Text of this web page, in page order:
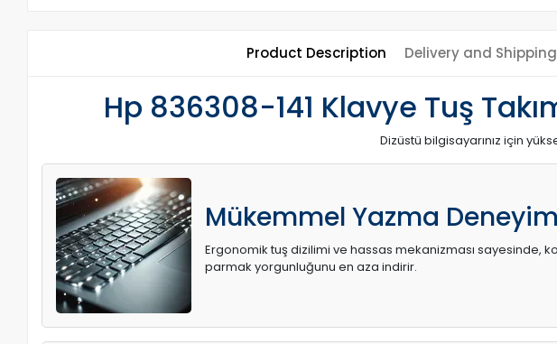
Product Description Delivery and Shipping
Hp 836308-141 Klavye Tuş
Dizüstü bilgisayarınız için
Mükemmel Yazma
Ergonomik tuş dizilimi ve hassas mekanizması sayesinde,
parmak yorgunluğunu en aza indirir.